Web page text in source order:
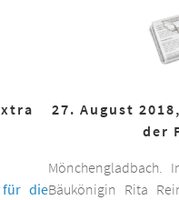
für die
27. August
der
Mönchengladbach.
Bäukönigin Rita